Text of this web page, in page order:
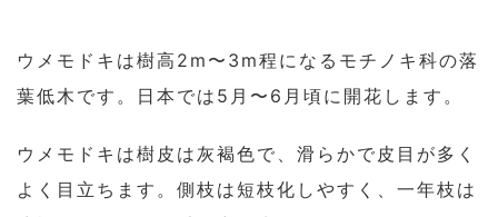
ウメモドキは樹高2m〜3m程になるモチノキ科の落
葉低木です。日本では5月〜6月頃に開花します。
ウメモドキは樹皮は灰褐色で、滑らかで皮目が多く
よく目立ちます。側枝は短枝化しやすく、一年枝は